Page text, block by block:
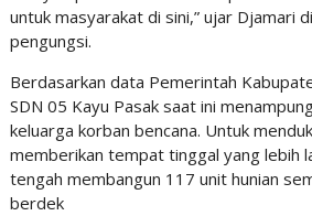
untuk masyarakat di sini,” ujar Djamari
pengungsi.
Berdasarkan data Pemerintah
SDN 05 Kayu Pasak saat ini
keluarga korban bencana. Untuk
memberikan tempat tinggal yang lebih
tengah membangun 117 unit hunian
berdek